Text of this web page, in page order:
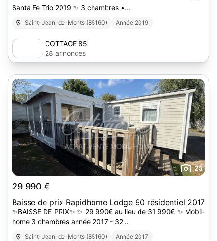
Santa Fe Trio 2019 ✨ 3 chambres •...
Saint-Jean-de-Monts (85160) Année 2019
COTTAGE 85
28 annonces
25
29 990 €
Baisse de prix Rapidhome Lodge 90 résidentiel 2017
✨BAISSE DE PRIX✨ ✨ 29 990€ au lieu de 31 990€ ✨ Mobil-
home 3 chambres année 2017 - 32...
Saint-Jean-de-Monts (85160) Année 2017